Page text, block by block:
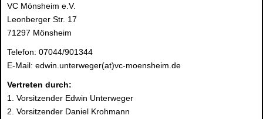
VC Mönsheim e.V.
Leonberger Str. 17
71297 Mönsheim
Telefon: 07044/901344
E-Mail: edwin.unterweger(at)vc-moensheim.de
Vertreten durch:
1. Vorsitzender Edwin Unterweger
2. Vorsitzender Daniel Krohmann